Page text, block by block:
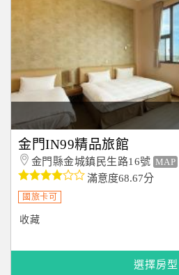
金門IN99精品旅館
金門縣金城鎮民生路16號 MAP
滿意度68.67分
國旅卡可
收藏
選擇房型